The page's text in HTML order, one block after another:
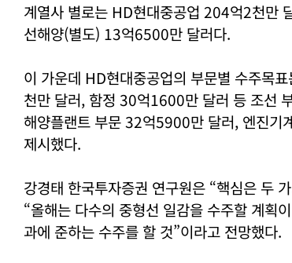
계열사 별로는 HD현대중공업 204억2천만
선해양(별도) 13억6500만 달러다.
이 가운데 HD현대중공업의 부문별 수주목
천만 달러, 함정 30억1600만 달러 등 조선
해양플랜트 부문 32억5900만 달러, 엔진
제시했다.
강경태 한국투자증권 연구원은 “핵심은 두
“올해는 다수의 중형선 일감을 수주할 계획
과에 준하는 수주를 할 것”이라고 전망했다.